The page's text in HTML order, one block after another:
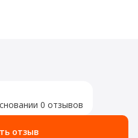
0 отзывов
отзыв